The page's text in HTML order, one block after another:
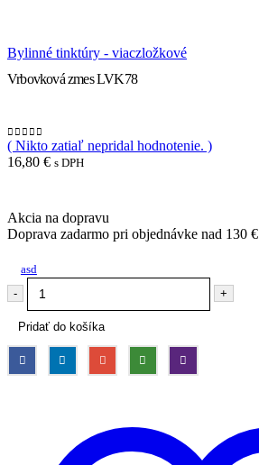
Bylinné tinktúry - viaczložkové
Vrbovková zmes LVK78
0 out of 5
( Nikto zatiaľ nepridal hodnotenie. )
16,80 € s DPH
Akcia na dopravu
Doprava zadarmo pri objednávke nad 130 €
asd
- +
Pridať do košíka